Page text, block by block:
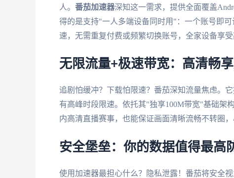
人。 番茄加速器深知这一需求，提供全面覆盖
得的是支持"一人多端设备同时用"：一个账号即
速，无需重复付费或频繁切换账号，全家设备享受
无限流量+极速带宽：高清畅
追剧怕缓冲？下载怕限速？番茄深知流量焦虑。
有高峰时段限速。依托其"独享100M带宽"基础架
内高清直播赛事，也能保证画面清晰流畅不转圈
安全堡垒：你的数据值得最高
使用加速器最担心什么？隐私泄露！番茄将安全